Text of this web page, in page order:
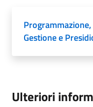
Gestione e
Ulteriori